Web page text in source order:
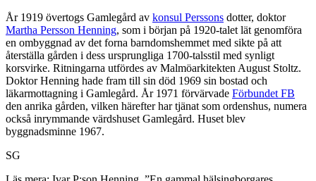
År 1919 övertogs Gamlegård av konsul Perssons dotter, doktor
Martha Persson Henning, som i början på 1920-talet lät genomföra
en ombyggnad av det forna barndomshemmet med sikte på att
återställa gården i dess ursprungliga 1700-talsstil med synligt
korsvirke. Ritningarna utfördes av Malmöarkitekten August Stoltz.
Doktor Henning hade fram till sin död 1969 sin bostad och
läkarmottagning i Gamlegård. År 1971 förvärvade Förbundet FB
den anrika gården, vilken härefter har tjänat som ordenshus, numera
också inrymmande värdshuset Gamlegård. Huset blev
byggnadsminne 1967.
SG